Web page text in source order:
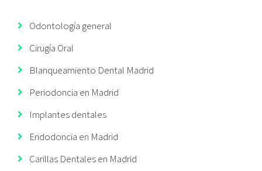
Odontología general
Cirugía Oral
Blanqueamiento Dental Madrid
Periodoncia en Madrid
Implantes dentales
Endodoncia en Madrid
Carillas Dentales en Madrid